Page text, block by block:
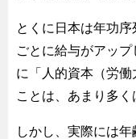
とくに日本は年功
ごとに給与がアッ
に「人的資本（労
ことは、あまり多く
しかし、実際には